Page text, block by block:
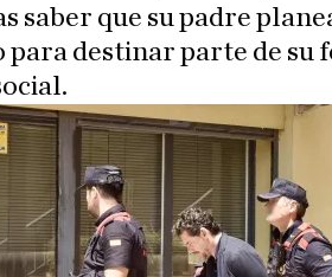
saber que su padre
destinar parte de su